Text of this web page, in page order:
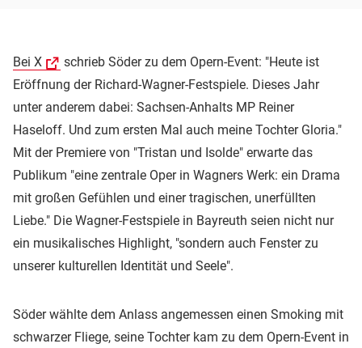
Bei X
schrieb Söder zu dem Opern-Event: "Heute ist
Eröffnung der Richard-Wagner-Festspiele. Dieses Jahr
unter anderem dabei: Sachsen-Anhalts MP Reiner
Haseloff. Und zum ersten Mal auch meine Tochter Gloria."
Mit der Premiere von "Tristan und Isolde" erwarte das
Publikum "eine zentrale Oper in Wagners Werk: ein Drama
mit großen Gefühlen und einer tragischen, unerfüllten
Liebe." Die Wagner-Festspiele in Bayreuth seien nicht nur
ein musikalisches Highlight, "sondern auch Fenster zu
unserer kulturellen Identität und Seele".
Söder wählte dem Anlass angemessen einen Smoking mit
schwarzer Fliege, seine Tochter kam zu dem Opern-Event in